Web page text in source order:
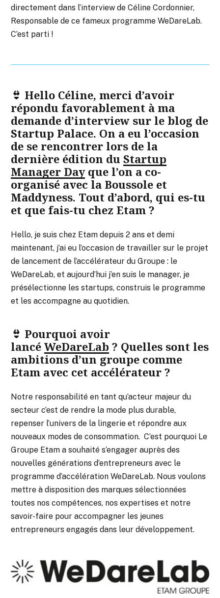
directement dans l’interview de Céline Cordonnier,
Responsable de ce fameux programme WeDareLab.
C’est parti !
👙 Hello Céline, merci d’avoir
répondu favorablement à ma
demande d’interview sur le blog de
Startup Palace. On a eu l’occasion
de se rencontrer lors de la
dernière édition duStartup
Manager Day que l’on a co-
organisé avec la Boussole et
Maddyness. Tout d’abord, qui es-tu
et que fais-tu chez Etam ?
Hello, je suis chez Etam depuis 2 ans et demi
maintenant, j’ai eu l’occasion de travailler sur le projet
de lancement de l’accélérateur du Groupe : le
WeDareLab, et aujourd’hui j’en suis le manager, je
présélectionne les startups, construis le programme
et les accompagne au quotidien.
👙 Pourquoi avoir
lancéWeDareLab ? Quelles sont les
ambitions d’un groupe comme
Etam avec cet accélérateur ?
Notre responsabilité en tant qu’acteur majeur du
secteur c’est de rendre la mode plus durable,
repenser l’univers de la lingerie et répondre aux
nouveaux modes de consommation. C’est pourquoi Le
Groupe Etam a souhaité s’engager auprès des
nouvelles générations d’entrepreneurs avec le
programme d’accélération WeDareLab. Nous voulons
mettre à disposition des marques sélectionnées
toutes nos compétences, nos expertises et notre
savoir-faire pour accompagner les jeunes
entrepreneurs engagés dans leur développement.